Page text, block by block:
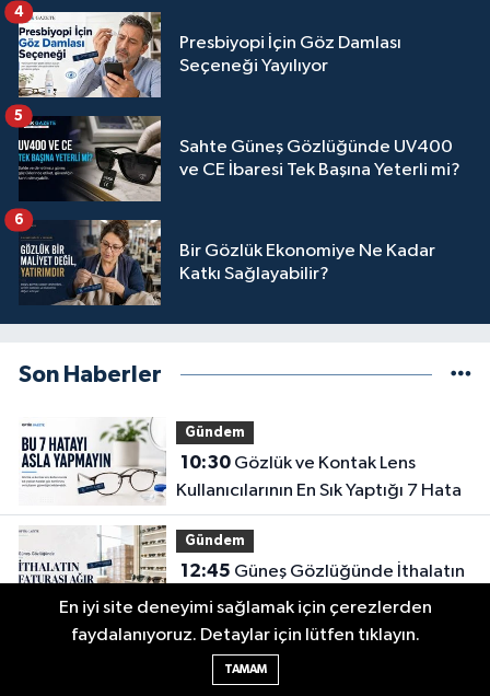
Presbiyopi İçin Göz Damlası
Seçeneği Yayılıyor
4
Sahte Güneş Gözlüğünde UV400
ve CE İbaresi Tek Başına Yeterli mi?
5
Bir Gözlük Ekonomiye Ne Kadar
Katkı Sağlayabilir?
6
Son Haberler
Gündem
10:30Gözlük ve Kontak Lens
Kullanıcılarının En Sık Yaptığı 7 Hata
Gündem
12:45
Ağır Faturası: 162 Milyon Dolar
Kontak Lensler Yalnızca
En iyi site deneyimi sağlamak için çerezlerden
faydalanıyoruz. Detaylar için lütfen tıklayın.
TAMAM